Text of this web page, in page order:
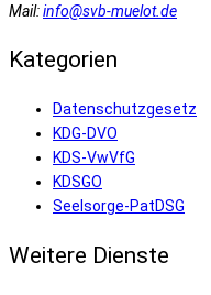
Mail:info@svb-muelot.de
Kategorien
Datenschutzgesetz
KDG-DVO
KDS-VwVfG
KDSGO
Seelsorge-PatDSG
Weitere Dienste